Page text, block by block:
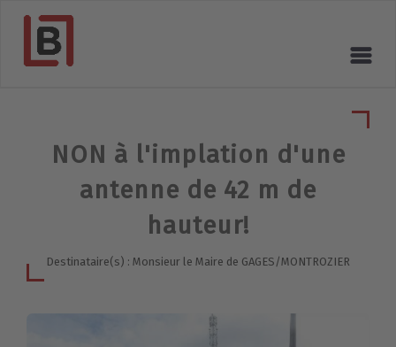
NON à l'implation d'une
antenne de 42 m de
hauteur!
Destinataire(s) : Monsieur le Maire de GAGES/MONTROZIER